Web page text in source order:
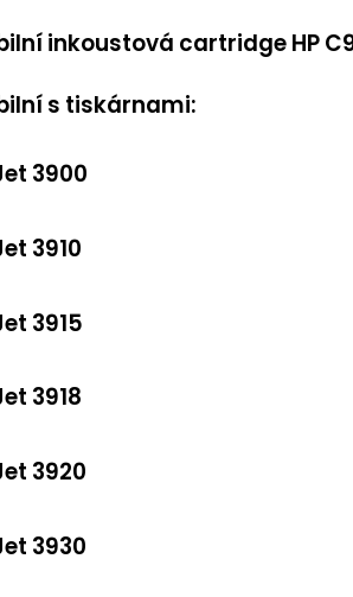
inkoustová cartridge HP
s tiskárnami:
3900
3910
3915
3918
3920
3930